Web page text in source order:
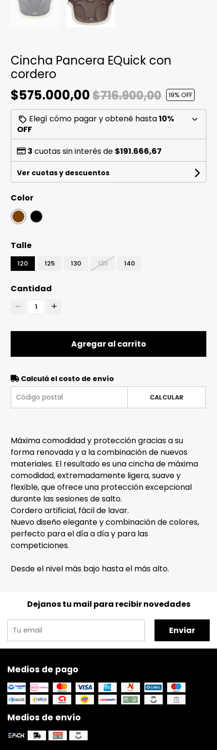
Cincha Pancera EQuick con
cordero
$575.000,00$716.900,00 19% OFF
Elegí cómo pagar y obtené hasta10%
OFF
3 cuotas sin interés de $191.666,67
Ver cuotas y descuentos
Color
Talle
120 125 130 135 140
Cantidad
1
Agregar al carrito
Calculá el costo de envío
CALCULAR
Máxima comodidad y protección gracias a su
forma renovada y a la combinación de nuevos
materiales. El resultado es una cincha de máxima
comodidad, extremadamente ligera, suave y
flexible, que ofrece una protección excepcional
durante las sesiones de salto.
Cordero artificial, fácil de lavar.
Nuevo diseño elegante y combinación de colores,
perfecto para el día a día y para las
competiciones.
Desde el nivel más bajo hasta el más alto.
Dejanos tu mail para recibir novedades
Enviar
Medios de pago
Medios de envío